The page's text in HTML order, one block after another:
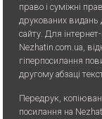
право і суміжні
друкованих видань
сайту. Для
Nezhatin.com.ua,
гіперпосилання
другому абзаці
Передрук,
посилання на